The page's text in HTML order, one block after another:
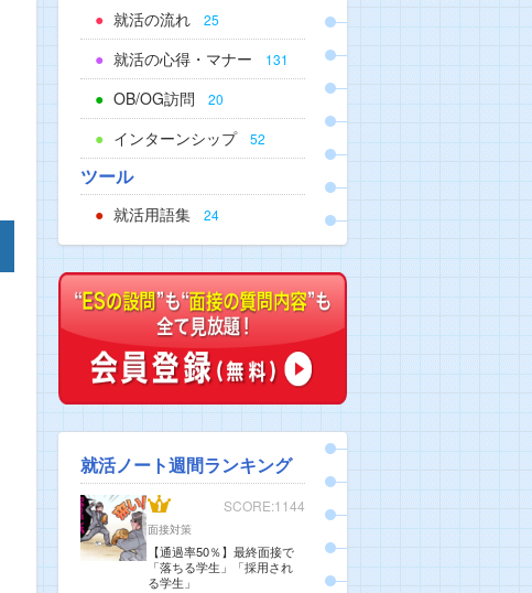
就活の流れ 25
就活の心得・マナー 131
OB/OG訪問 20
インターンシップ 52
ツール
就活用語集 24
就活ノート週間ランキング
SCORE:1144
面接対策
【通過率50％】最終面接で
「落ちる学生」「採用され
る学生」